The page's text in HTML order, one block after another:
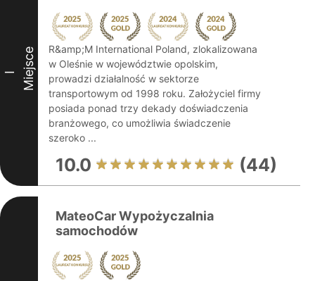
I Miejsce
R&amp;M International Poland, zlokalizowana
w Oleśnie w województwie opolskim,
prowadzi działalność w sektorze
transportowym od 1998 roku. Założyciel firmy
posiada ponad trzy dekady doświadczenia
branżowego, co umożliwia świadczenie
szeroko ...
10.0 (44)
MateoCar Wypożyczalnia
samochodów